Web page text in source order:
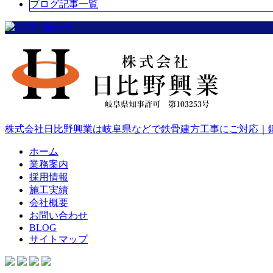
ブログ記事一覧
株式会社日比野興業は岐阜県などで鉄骨建方工事にご対応｜
ホーム
業務案内
採用情報
施工実績
会社概要
お問い合わせ
BLOG
サイトマップ